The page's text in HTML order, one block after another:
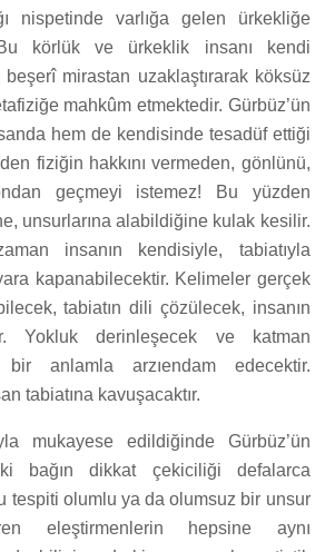
nispetinde varlığa gelen ürkekliğe
Bu körlük ve ürkeklik insanı kendi
mirastan uzaklaştırarak köksüz
mahkûm etmektedir. Gürbüz’ün
hem de kendisinde tesadüf ettiği
fiziğin hakkını vermeden, gönlünü,
geçmeyi istemez! Bu yüzden
unsurlarına alabildiğine kulak kesilir.
insanın kendisiyle, tabiatıyla
kapanabilecektir. Kelimeler gerçek
tabiatın dili çözülecek, insanın
Yokluk derinleşecek ve katman
anlamla arzıendam edecektir.
tabiatına kavuşacaktır.
mukayese edildiğinde Gürbüz’ün
bağın dikkat çekiciliği defalarca
tespiti olumlu ya da olumsuz bir unsur
eleştirmenlerin hepsine aynı